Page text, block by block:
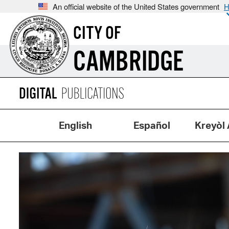
An official website of the United States government
CITY OF
CAMBRIDGE
English Español Kreyòl